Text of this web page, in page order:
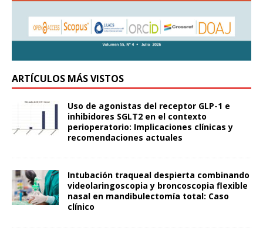
ARTÍCULOS MÁS VISTOS
Uso de agonistas del receptor GLP-1 e
inhibidores SGLT2 en el contexto
perioperatorio: Implicaciones clínicas y
recomendaciones actuales
Intubación traqueal despierta combinando
videolaringoscopia y broncoscopia flexible
nasal en mandibulectomía total: Caso
clínico